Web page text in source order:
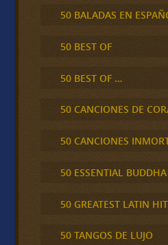
50 BALADAS EN
50 BEST OF
50 BEST OF …
50 CANCIONES DE
50 CANCIONES
50 ESSENTIAL
50 GREATEST LATIN
50 TANGOS DE LUJO